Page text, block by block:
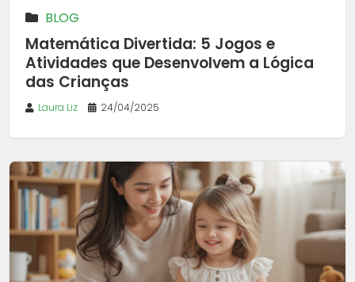
BLOG
Matemática Divertida: 5 Jogos e
Atividades que Desenvolvem a Lógica
das Crianças
Laura Liz 24/04/2025